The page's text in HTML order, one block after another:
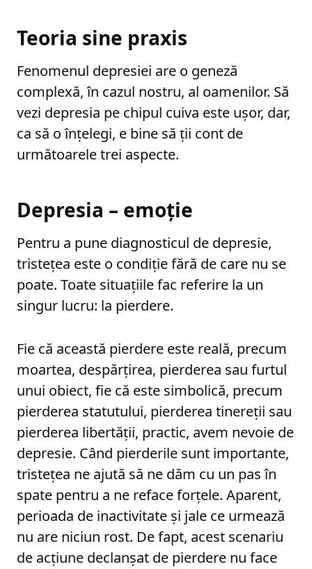
Teoria sine praxis
Fenomenul depresiei are o geneză
complexă, în cazul nostru, al oamenilor. Să
vezi depresia pe chipul cuiva este ușor, dar,
ca să o înțelegi, e bine să ții cont de
următoarele trei aspecte.
Depresia – emoție
Pentru a pune diagnosticul de depresie,
tristețea este o condiție fără de care nu se
poate. Toate situațiile fac referire la un
singur lucru: la pierdere.
Fie că această pierdere este reală, precum
moartea, despărțirea, pierderea sau furtul
unui obiect, fie că este simbolică, precum
pierderea statutului, pierderea tinereții sau
pierderea libertății, practic, avem nevoie de
depresie. Când pierderile sunt importante,
tristețea ne ajută să ne dăm cu un pas în
spate pentru a ne reface forțele. Aparent,
perioada de inactivitate și jale ce urmează
nu are niciun rost. De fapt, acest scenariu
de acțiune declanșat de pierdere nu face